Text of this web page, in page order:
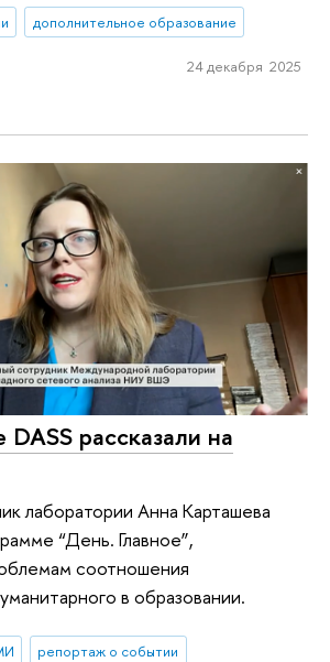
дополнительное образование
24 декабря 2025
рассказали на
лаборатории Анна Карташева
“День. Главное”,
соотношения
в образовании.
репортаж о событии